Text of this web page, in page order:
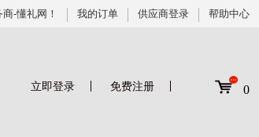
-懂礼网！ 我的订单 供应商登录 帮助中心
立即登录 免费注册 0